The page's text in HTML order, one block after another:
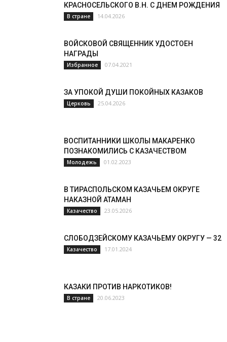
КРАСНОСЕЛЬСКОГО В.Н. С ДНЕМ РОЖДЕНИЯ
В стране 14.04.2026
ВОЙСКОВОЙ СВЯЩЕННИК УДОСТОЕН
НАГРАДЫ
Избранное 07.04.2021
ЗА УПОКОЙ ДУШИ ПОКОЙНЫХ КАЗАКОВ
Церковь 25.04.2026
ВОСПИТАННИКИ ШКОЛЫ МАКАРЕНКО
ПОЗНАКОМИЛИСЬ С КАЗАЧЕСТВОМ
Молодежь 01.02.2023
В ТИРАСПОЛЬСКОМ КАЗАЧЬЕМ ОКРУГЕ
НАКАЗНОЙ АТАМАН
Казачество 23.05.2026
СЛОБОДЗЕЙСКОМУ КАЗАЧЬЕМУ ОКРУГУ — 32
Казачество 17.01.2024
КАЗАКИ ПРОТИВ НАРКОТИКОВ!
В стране 20.06.2023